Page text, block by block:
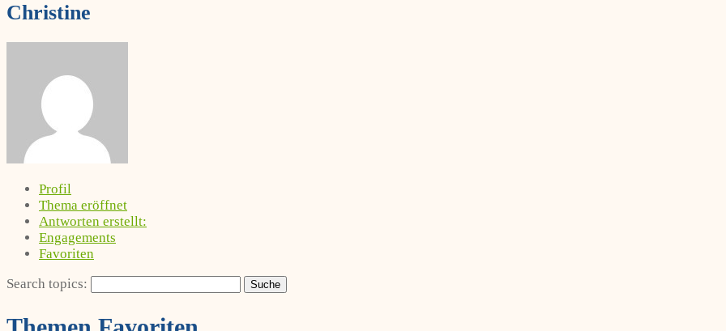
Christine
Profil
Thema eröffnet
Antworten erstellt:
Engagements
Favoriten
Search topics: